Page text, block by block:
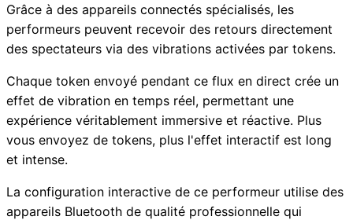
Grâce à des appareils connectés spécialisés, les
performeurs peuvent recevoir des retours directement
des spectateurs via des vibrations activées par tokens.
Chaque token envoyé pendant ce flux en direct crée un
effet de vibration en temps réel, permettant une
expérience véritablement immersive et réactive. Plus
vous envoyez de tokens, plus l'effet interactif est long
et intense.
La configuration interactive de ce performeur utilise des
appareils Bluetooth de qualité professionnelle qui